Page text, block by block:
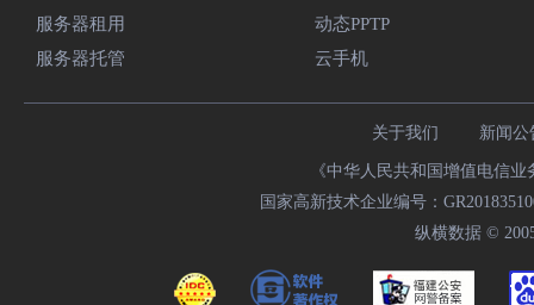
服务器租用
服务器托管
动态PPTP
云手机
关于我们 新闻公
《中华人民共和国增值电信
国家高新技术企业编号：
纵横数据 ©